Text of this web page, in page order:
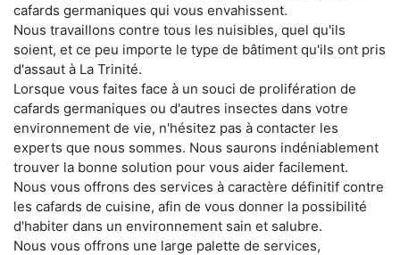
cafards germaniques qui vous envahissent.
Nous travaillons contre tous les nuisibles, quel qu'ils
soient, et ce peu importe le type de bâtiment qu'ils ont pris
d'assaut à La Trinité.
Lorsque vous faites face à un souci de prolifération de
cafards germaniques ou d'autres insectes dans votre
environnement de vie, n'hésitez pas à contacter les
experts que nous sommes. Nous saurons indéniablement
trouver la bonne solution pour vous aider facilement.
Nous vous offrons des services à caractère définitif contre
les cafards de cuisine, afin de vous donner la possibilité
d'habiter dans un environnement sain et salubre.
Nous vous offrons une large palette de services,